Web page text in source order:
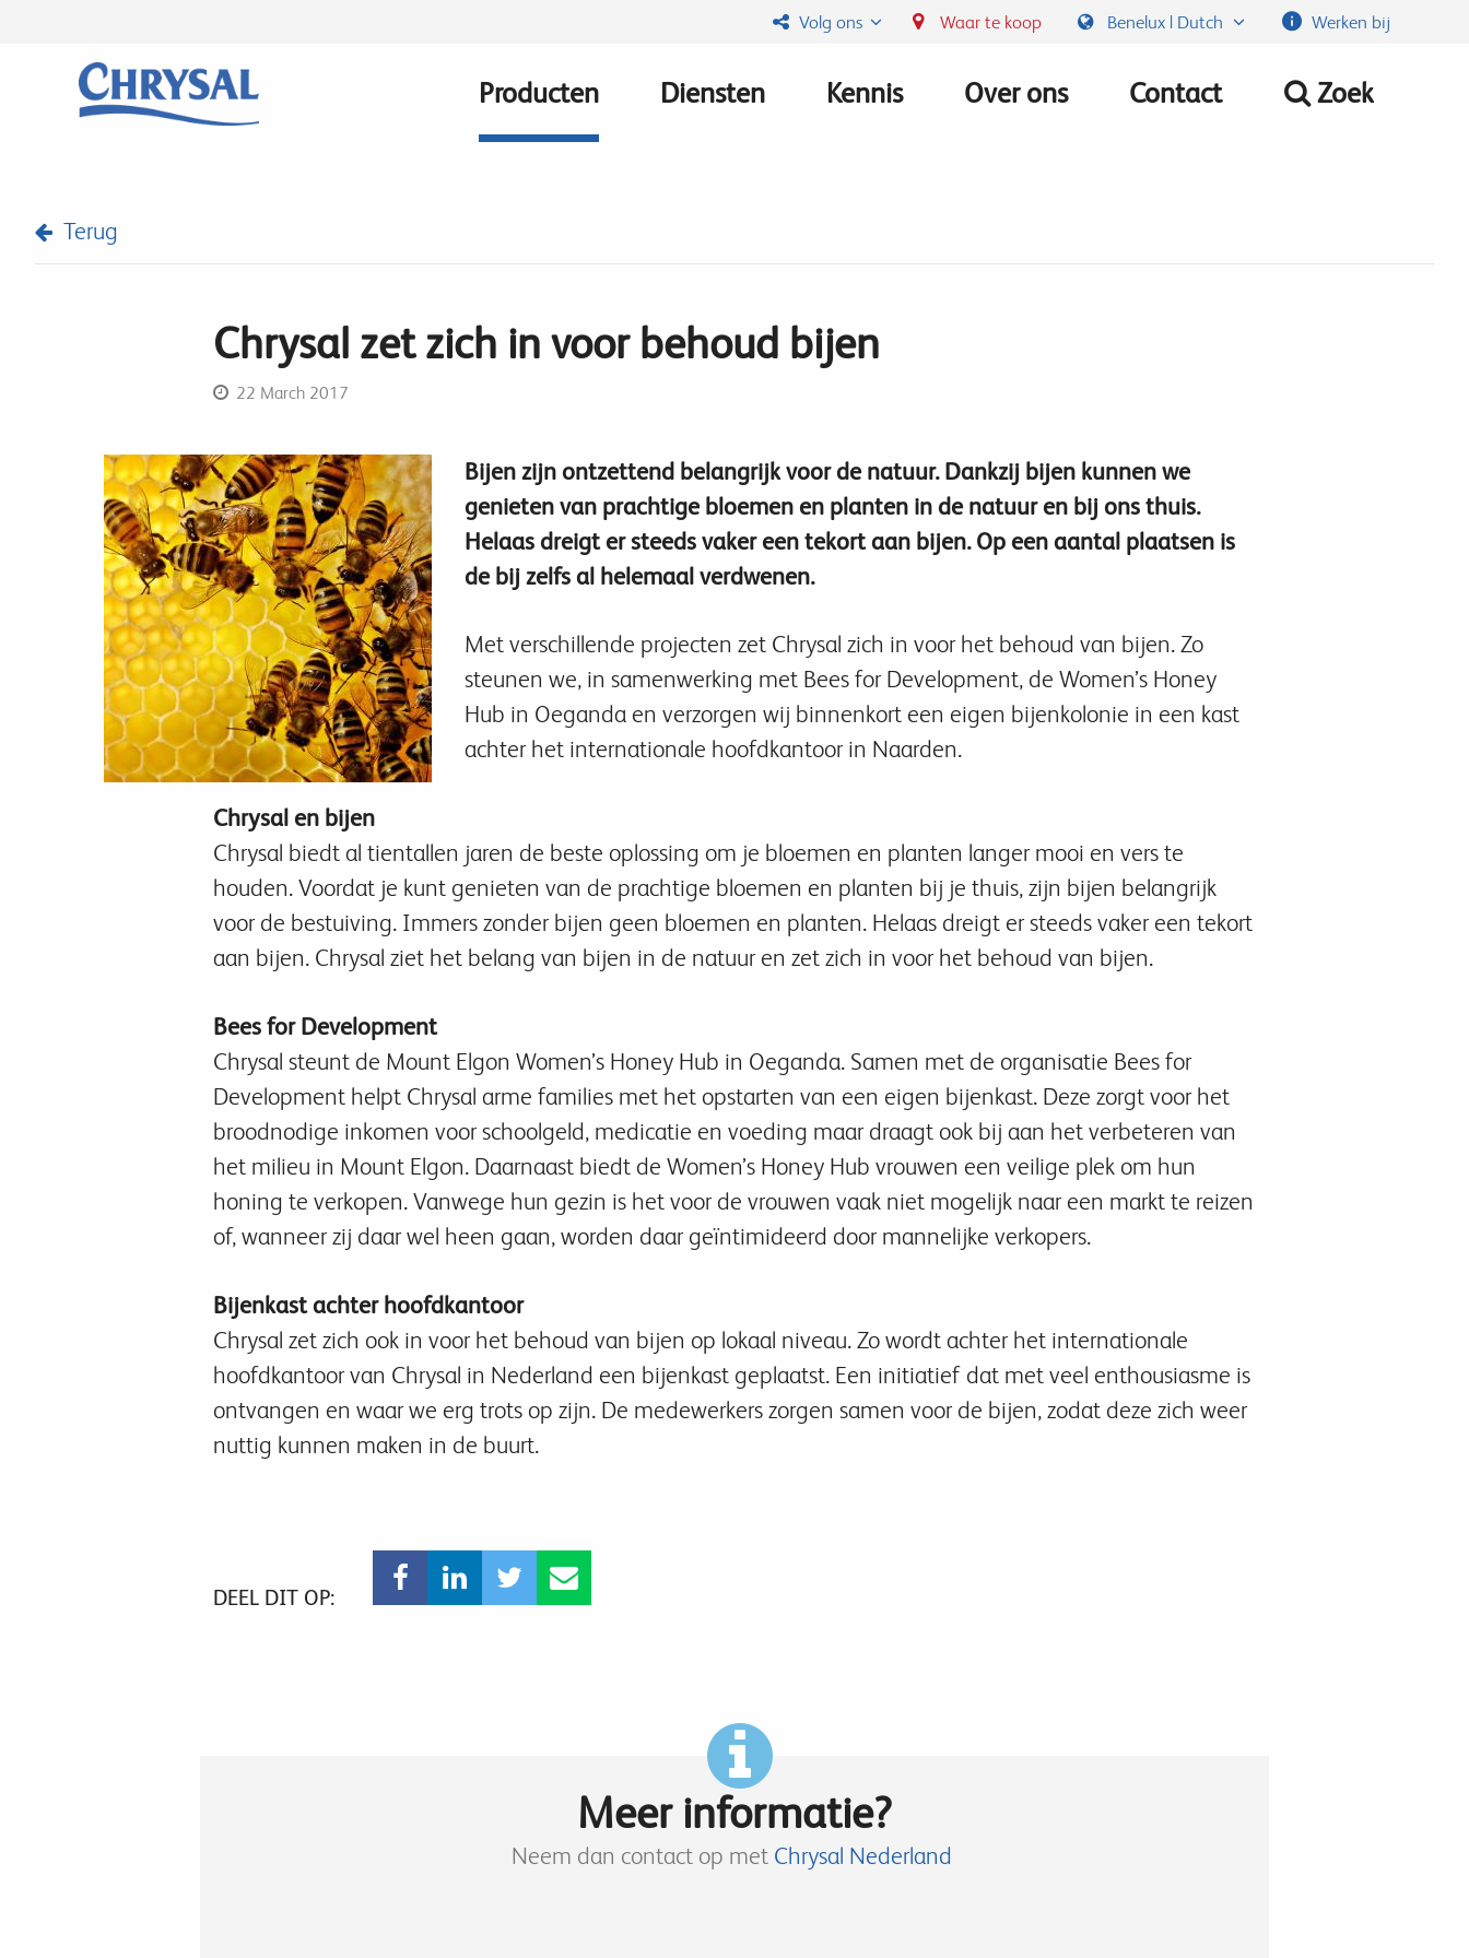
Volg ons Waar te koop Benelux | Dutch Werken bij
Main
Producten Diensten Kennis Over ons Contact Zoek
Terug
Chrysal zet zich in voor behoud bijen
22 March 2017
Bijen zijn ontzettend belangrijk voor de natuur. Dankzij bijen kunnen we
genieten van prachtige bloemen en planten in de natuur en bij ons thuis.
Helaas dreigt er steeds vaker een tekort aan bijen. Op een aantal plaatsen is
de bij zelfs al helemaal verdwenen.
Met verschillende projecten zet Chrysal zich in voor het behoud van bijen. Zo
steunen we, in samenwerking met Bees for Development, de Women’s Honey
Hub in Oeganda en verzorgen wij binnenkort een eigen bijenkolonie in een kast
achter het internationale hoofdkantoor in Naarden.
Chrysal en bijen
Chrysal biedt al tientallen jaren de beste oplossing om je bloemen en planten langer mooi en vers te
houden. Voordat je kunt genieten van de prachtige bloemen en planten bij je thuis, zijn bijen belangrijk
voor de bestuiving. Immers zonder bijen geen bloemen en planten. Helaas dreigt er steeds vaker een tekort
aan bijen. Chrysal ziet het belang van bijen in de natuur en zet zich in voor het behoud van bijen.
Bees for Development
Chrysal steunt de Mount Elgon Women’s Honey Hub in Oeganda. Samen met de organisatie Bees for
Development helpt Chrysal arme families met het opstarten van een eigen bijenkast. Deze zorgt voor het
broodnodige inkomen voor schoolgeld, medicatie en voeding maar draagt ook bij aan het verbeteren van
het milieu in Mount Elgon. Daarnaast biedt de Women’s Honey Hub vrouwen een veilige plek om hun
honing te verkopen. Vanwege hun gezin is het voor de vrouwen vaak niet mogelijk naar een markt te reizen
of, wanneer zij daar wel heen gaan, worden daar geïntimideerd door mannelijke verkopers.
Bijenkast achter hoofdkantoor
Chrysal zet zich ook in voor het behoud van bijen op lokaal niveau. Zo wordt achter het internationale
hoofdkantoor van Chrysal in Nederland een bijenkast geplaatst. Een initiatief dat met veel enthousiasme is
ontvangen en waar we erg trots op zijn. De medewerkers zorgen samen voor de bijen, zodat deze zich weer
nuttig kunnen maken in de buurt.
DEEL DIT OP:
Meer informatie?
Neem dan contact op met Chrysal Nederland